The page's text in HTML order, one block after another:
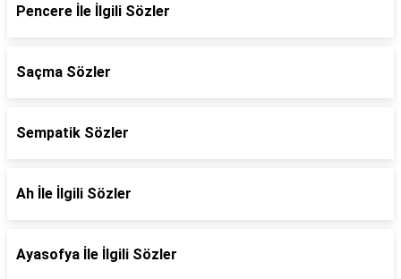
Pencere İle İlgili Sözler
Saçma Sözler
Sempatik Sözler
Ah İle İlgili Sözler
Ayasofya İle İlgili Sözler